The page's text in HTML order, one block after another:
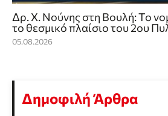
Δρ. Χ. Νούνης στη Βουλή: Το
το θεσμικό πλαίσιο του 2ου
05.08.2026
Δημοφιλή Άρθρα